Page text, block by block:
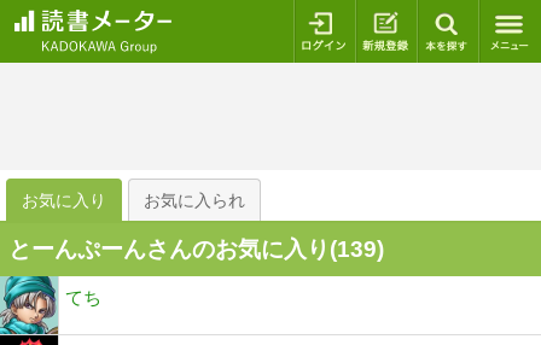
ログイン 新規登録
お気に入り お気に入られ
とーんぷーんさんのお気に入り(139)
てち